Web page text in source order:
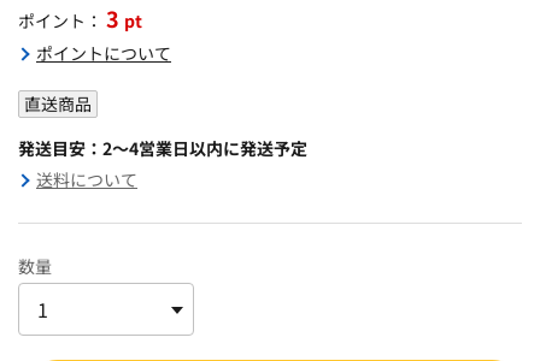
ポイント： 3 pt
ポイントについて
直送商品
発送目安：2～4営業日以内に発送予定
送料について
数量